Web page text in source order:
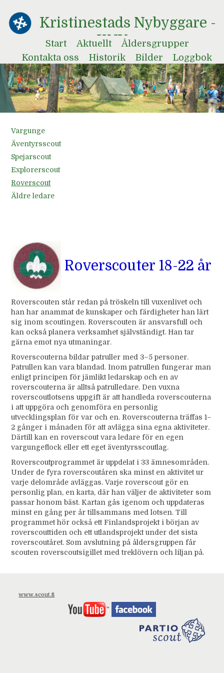
Kristinestads Nybyggare -
KNY
Start Aktuellt
Åldersgrupper
Kontakta oss
Historik Bilder Loggbok
Vargunge
Äventyrsscout
Spejarscout
Explorerscout
Roverscout
Äldre ledare
Roverscouter 18-22 år
Roverscouten står redan på tröskeln till vuxenlivet och
han har anammat de kunskaper och färdigheter han lärt
sig inom scoutingen. Roverscouten är ansvarsfull och
kan också planera verksamhet självständigt. Han tar
gärna emot nya utmaningar.
Roverscouterna bildar patruller med 3–5 personer.
Patrullen kan vara blandad. Inom patrullen fungerar man
enligt principen för jämlikt ledarskap och en av
roverscouterna är alltså patrulledare. Den vuxna
roverscoutlotsens uppgift är att handleda roverscouterna
i att uppgöra och genomföra en personlig
utvecklingsplan för var och en. Roverscouterna träffas 1–
2 gånger i månaden för att avlägga sina egna aktiviteter.
Därtill kan en roverscout vara ledare för en egen
vargungeflock eller ett eget äventyrsscoutlag.
Roverscoutprogrammet är uppdelat i 33 ämnesområden.
Under de fyra roverscoutåren ska minst en aktivitet ur
varje delområde avläggas. Varje roverscout gör en
personlig plan, en karta, där han väljer de aktiviteter som
passar honom bäst. Kartan gås igenom och uppdateras
minst en gång per år tillsammans med lotsen. Till
programmet hör också ett Finlandsprojekt i början av
roverscouttiden och ett utlandsprojekt under det sista
roverscoutåret. Som avslutning på åldersgruppen får
scouten roverscoutsigillet med treklövern och liljan på.
www.scout.fi